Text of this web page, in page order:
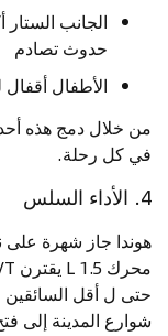
الجانب
حدوث تصادم
الأطفال
من خلال دمج هذه
في كل رحلة.
4. الأداء السلس
هوندا جاز شهرة
حتى ل أقل السائقين
شوارع المدينة إلى